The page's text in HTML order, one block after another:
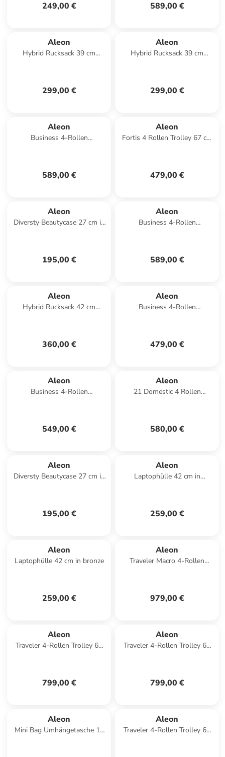
249,00 € 589,00 €
Aleon
Hybrid Rucksack 39 cm
299,00 €
Aleon
Hybrid Rucksack 39 cm
299,00 €
Aleon
Business 4-Rollen
589,00 €
Aleon
Fortis 4 Rollen Trolley 67 cm
479,00 €
Aleon
Diversty Beautycase 27 cm in
195,00 €
Aleon
Business 4-Rollen
589,00 €
Aleon
Hybrid Rucksack 42 cm
360,00 €
Aleon
Business 4-Rollen
479,00 €
Aleon
Business 4-Rollen
549,00 €
Aleon
21 Domestic 4 Rollen
580,00 €
Aleon
Diversty Beautycase 27 cm in
195,00 €
Aleon
Laptophülle 42 cm in
259,00 €
Aleon
Laptophülle 42 cm in bronze
259,00 €
Aleon
Traveler Macro 4-Rollen
979,00 €
Aleon
Traveler 4-Rollen Trolley 67
799,00 €
Aleon
Traveler 4-Rollen Trolley 67
799,00 €
Aleon
Mini Bag Umhängetasche 19
Aleon
Traveler 4-Rollen Trolley 67